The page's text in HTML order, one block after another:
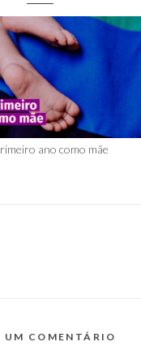
ano como mãe
UM COMENTÁRIO